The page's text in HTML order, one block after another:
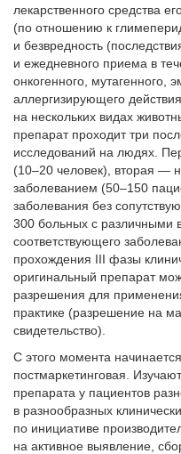
лекарственного средства
(по отношению к
и безвредность
и ежедневного приема в
онкогенного, мутагенного,
аллергизирующего
на нескольких видах
препарат проходит три
исследований на людях.
(10–20 человек), вторая —
заболеванием (50–150
заболевания без
300 больных с различными
соответствующего
прохождения III фазы
оригинальный препарат
разрешения для
практике (разрешение на
свидетельство).
С этого момента
постмаркетинговая.
препарата у пациентов
в разнообразных
по инициативе
на активное выявление,